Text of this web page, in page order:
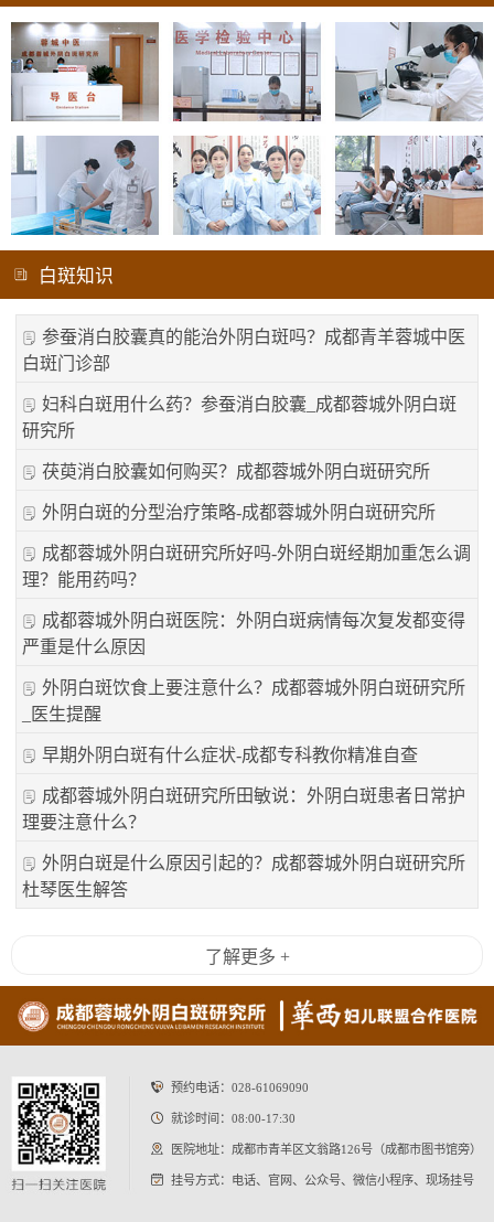
白斑知识
参蚕消白胶囊真的能治外阴白斑吗？成都青羊蓉城中医
白斑门诊部
妇科白斑用什么药？参蚕消白胶囊_成都蓉城外阴白斑
研究所
茯萸消白胶囊如何购买？成都蓉城外阴白斑研究所
外阴白斑的分型治疗策略-成都蓉城外阴白斑研究所
成都蓉城外阴白斑研究所好吗-外阴白斑经期加重怎么调
理？能用药吗？
成都蓉城外阴白斑医院：外阴白斑病情每次复发都变得
严重是什么原因
外阴白斑饮食上要注意什么？成都蓉城外阴白斑研究所
_医生提醒
早期外阴白斑有什么症状-成都专科教你精准自查
成都蓉城外阴白斑研究所田敏说：外阴白斑患者日常护
理要注意什么？
外阴白斑是什么原因引起的？成都蓉城外阴白斑研究所
杜琴医生解答
了解更多 +
预约电话： 028-61069090
就诊时间：08:00-17:30
医院地址：成都市青羊区文翁路126号（成都市图书馆旁）
挂号方式：电话、官网、公众号、微信小程序、现场挂号